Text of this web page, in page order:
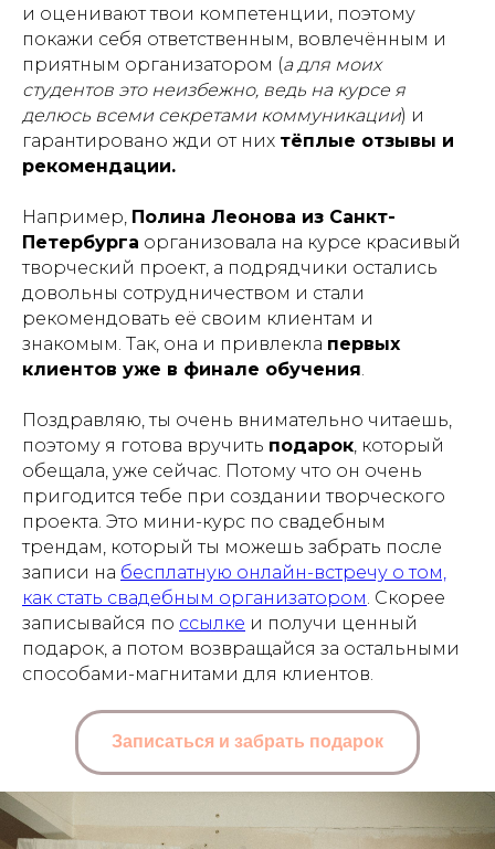
и оценивают твои компетенции, поэтому
покажи себя ответственным, вовлечённым и
приятным организатором (а для моих
студентов это неизбежно, ведь на курсе я
делюсь всеми секретами коммуникации) и
гарантировано жди от них тёплые отзывы и
рекомендации.
Например, Полина Леонова из Санкт-
Петербурга организовала на курсе красивый
творческий проект, а подрядчики остались
довольны сотрудничеством и стали
рекомендовать её своим клиентам и
знакомым. Так, она и привлекла первых
клиентов уже в финале обучения
Поздравляю, ты очень внимательно читаешь,
поэтому я готова вручить подарок , который
обещала, уже сейчас. Потому что он очень
пригодится тебе при создании творческого
проекта. Это мини-курс по свадебным
трендам, который ты можешь забрать после
записи на бесплатную онлайн-встречу о том,
как стать свадебным организатором . Скорее
записывайся по ссылке и получи ценный
подарок, а потом возвращайся за остальными
способами-магнитами для клиентов.
Записаться и забрать подарок